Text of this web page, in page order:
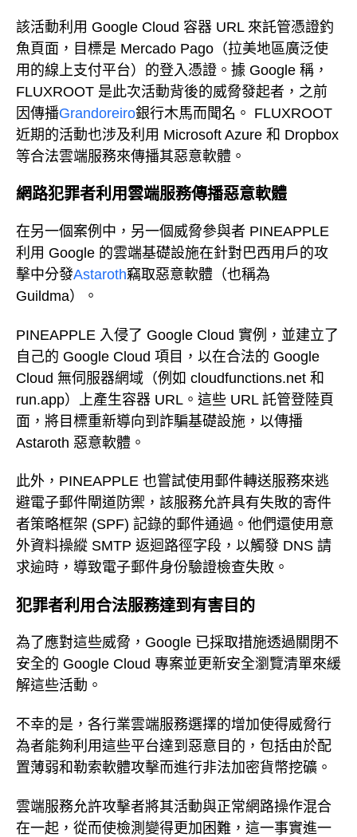
該活動利用 Google Cloud 容器 URL 來託管憑證釣
魚頁面，目標是 Mercado Pago（拉美地區廣泛使
用的線上支付平台）的登入憑證。據 Google 稱，
FLUXROOT 是此次活動背後的威脅發起者，之前
因傳播Grandoreiro銀行木馬而聞名。 FLUXROOT
近期的活動也涉及利用 Microsoft Azure 和 Dropbox
等合法雲端服務來傳播其惡意軟體。
網路犯罪者利用雲端服務傳播惡意軟體
在另一個案例中，另一個威脅參與者 PINEAPPLE
利用 Google 的雲端基礎設施在針對巴西用戶的攻
擊中分發Astaroth竊取惡意軟體（也稱為
Guildma）。
PINEAPPLE 入侵了 Google Cloud 實例，並建立了
自己的 Google Cloud 項目，以在合法的 Google
Cloud 無伺服器網域（例如 cloudfunctions.net 和
run.app）上產生容器 URL。這些 URL 託管登陸頁
面，將目標重新導向到詐騙基礎設施，以傳播
Astaroth 惡意軟體。
此外，PINEAPPLE 也嘗試使用郵件轉送服務來逃
避電子郵件閘道防禦，該服務允許具有失敗的寄件
者策略框架 (SPF) 記錄的郵件通過。他們還使用意
外資料操縱 SMTP 返迴路徑字段，以觸發 DNS 請
求逾時，導致電子郵件身份驗證檢查失敗。
犯罪者利用合法服務達到有害目的
為了應對這些威脅，Google 已採取措施透過關閉不
安全的 Google Cloud 專案並更新安全瀏覽清單來緩
解這些活動。
不幸的是，各行業雲端服務選擇的增加使得威脅行
為者能夠利用這些平台達到惡意目的，包括由於配
置薄弱和勒索軟體攻擊而進行非法加密貨幣挖礦。
雲端服務允許攻擊者將其活動與正常網路操作混合
在一起，從而使檢測變得更加困難，這一事實進一